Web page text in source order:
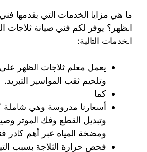
ما هي مزايا الخدمات التي يقدمها
الظهر؟ يوفر لكم فني صيانة ثلاجات
الخدمات التالية:
يعمل معلم ثلاجات الظهر على
وتلحيم ثقب المواسير التبريد.
كما
أسعارنا مدروسة وهي شاملة
وتبديل القطع وفك الموتر
ومضخة المياه عبر أهم كادر
فحص حرارة الثلاجة بسبب